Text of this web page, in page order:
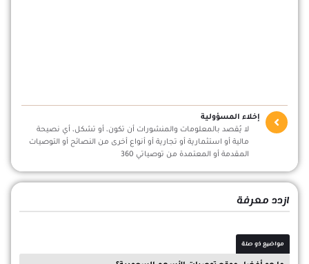
إخلاء المسؤولية
لا يُقصد بالمعلومات والمنشورات أن تكون، أو تشكل، أي نصيحة
مالية أو استثمارية أو تجارية أو أنواع أخرى من النصائح أو التوصيات
المقدمة أو المعتمدة من توصياتي 360
ازدد معرفة
مواضيع ذو صلة